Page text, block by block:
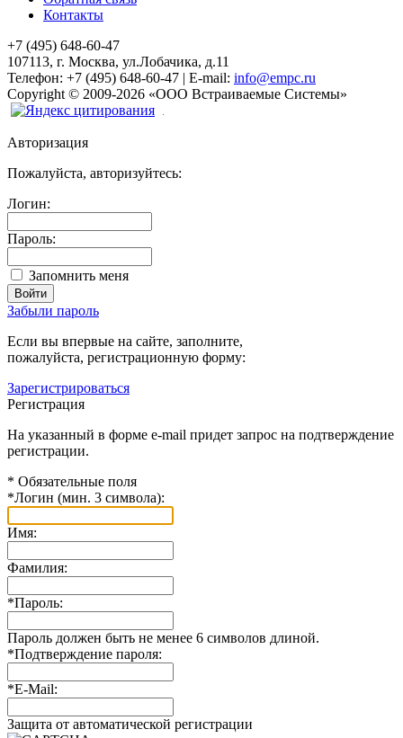
Контакты
+7 (495) 648-60-47
107113, г. Москва, ул.Лобачика, д.11
Телефон: +7 (495) 648-60-47 | E-mail: info@empc.ru
Copyright © 2009-2026 «ООО Встраиваемые Системы»
Авторизация
Пожалуйста, авторизуйтесь:
Логин:
Пароль:
Запомнить меня
Забыли пароль
Если вы впервые на сайте, заполните,
пожалуйста, регистрационную форму:
Зарегистрироваться
Регистрация
На указанный в форме e-mail придет запрос на подтверждение
регистрации.
* Обязательные поля
*Логин (мин. 3 символа):
Имя:
Фамилия:
*Пароль:
Пароль должен быть не менее 6 символов длиной.
*Подтверждение пароля:
*E-Mail:
Защита от автоматической регистрации